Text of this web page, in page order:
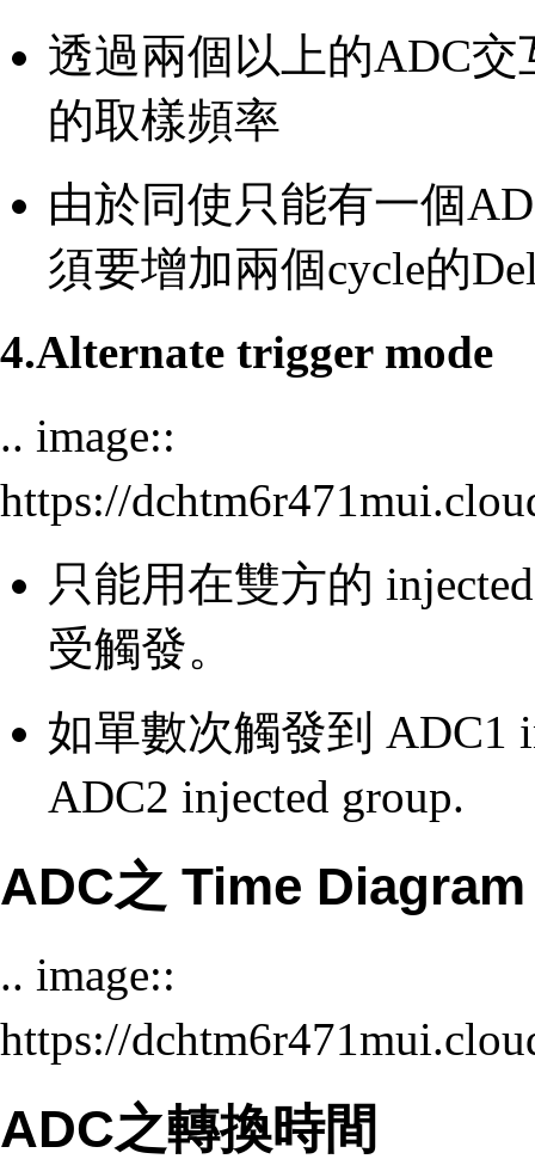
透過兩個以上的ADC
的取樣頻率
由於同使只能有一個
須要增加兩個cycle的
4.Alternate trigger mode
.. image::
https://
只能用在雙方的
受觸發。
如單數次觸發到 ADC1
ADC2 injected group.
ADC之 Time Diagram
.. image::
https://
ADC之轉換時間